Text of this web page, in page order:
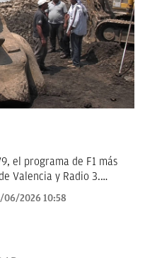
el programa de F1 más
Valencia y Radio 3.
TV y Las Provincias.
06/2026 10:58